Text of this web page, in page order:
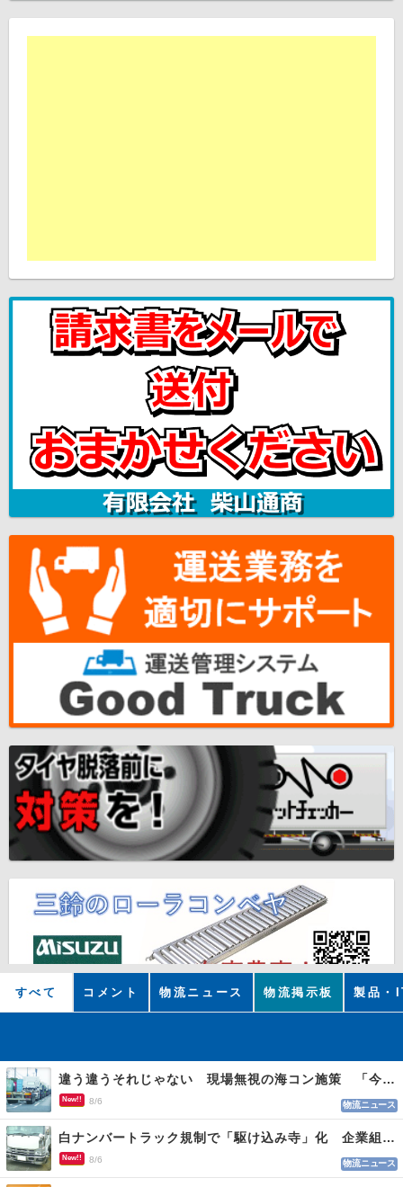
すべて コメント 物流ニュース 物流掲示板 製品・
違う違うそれじゃない 現場無視の海コン施策 「今でも平均２～３時間は待つ」
New!! 8/6 物流ニュース
白ナンバートラック規制で「駆け込み寺」化 企業組合が入会基準を見直しへ
New!! 8/6 物流ニュース